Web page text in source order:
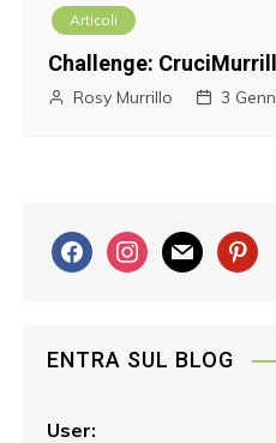
Articoli
Challenge:
Rosy Murrillo 3
f
a
b
o
i
n
a
m
a
p
e
ENTRA SUL BLOG
User: